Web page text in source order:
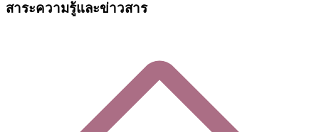
สาระความรู้และข่าวสาร